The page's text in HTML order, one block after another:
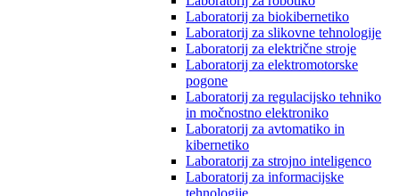
Laboratorij za biokibernetiko
Laboratorij za slikovne tehnologije
Laboratorij za električne stroje
Laboratorij za elektromotorske
pogone
Laboratorij za regulacijsko tehniko
in močnostno elektroniko
Laboratorij za avtomatiko in
kibernetiko
Laboratorij za strojno inteligenco
Laboratorij za informacijske
tehnologije